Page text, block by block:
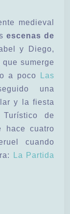
medieval
escenas de
y Diego,
sumerge
a poco
Las
una
y la fiesta
de
hace cuatro
cuando
La Partida